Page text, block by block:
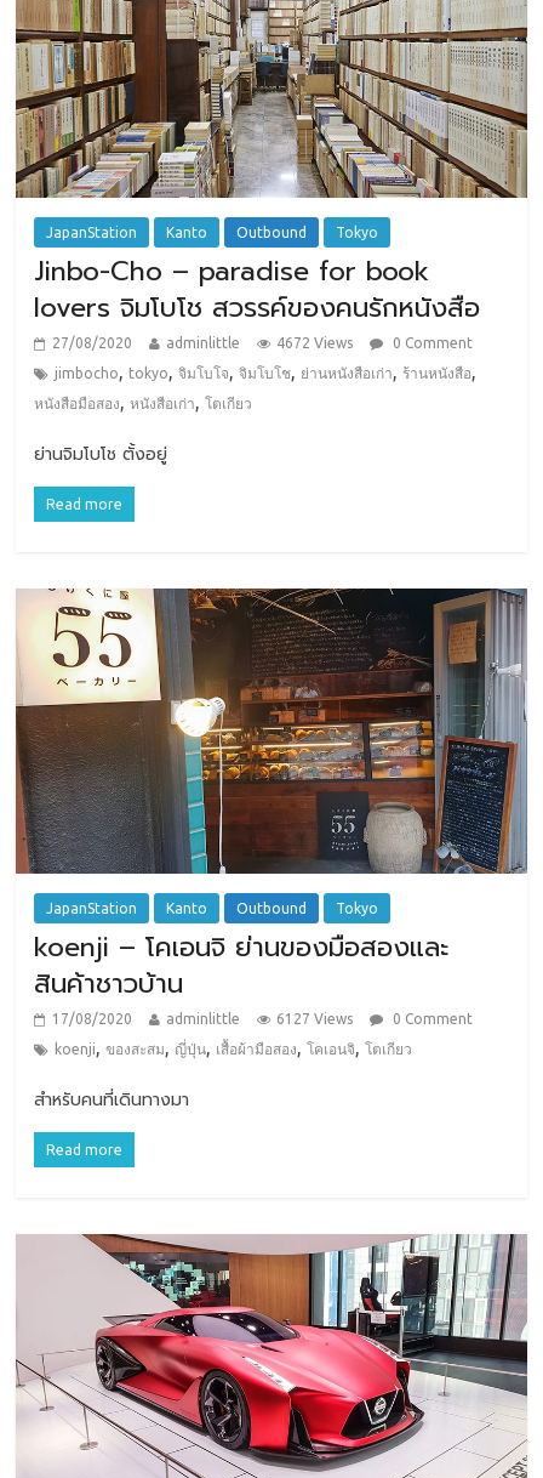
JapanStation Kanto Outbound Tokyo
Jinbo-Cho – paradise for book
lovers จิมโบโช สวรรค์ของคนรักหนังสือ
27/08/2020 adminlittle 4672 Views
0 Comment
jimbocho, tokyo,จิมโบโจ,จิมโบโช, ย่านหนังสือเก่า, ร้านหนังสือ,
หนังสือมือสอง,หนังสือเก่า,โตเกียว
ย่านจิมโบโช ตั้งอยู่
Read more
JapanStation Kanto Outbound Tokyo
koenji – โคเอนจิ ย่านของมือสองและ
สินค้าชาวบ้าน
17/08/2020 adminlittle 6127 Views
0 Comment
koenji
,ของสะสม ญี่ปุ่น เสื้อผ้ามือสอง ,โคเอนจิ ,โตเกียว
สำหรับคนที่เดินทางมา
Read more